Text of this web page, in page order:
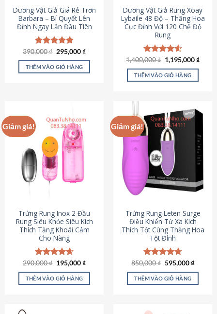
Dương Vật Giả Giá Rẻ Trơn
Barbara – Bí Quyết Lên
Đỉnh Ngay Lần Đầu Tiên
Được xếp
hạng4.90
5 sao
390,000₫ Giá
là:
390,000 ₫.
295,000₫Giá
tại
THÊM VÀO GIỎ HÀNG
Dương Vật Giả Rung Xoay
Lybaile 48 Độ – Thăng Hoa
Cực Đỉnh Với 120 Chế Độ
Rung
Được xếp
hạng4.62
5 sao
1,400,000₫ Giá
gốc
là:
1,400,000 ₫.
1,195,000₫Giá
THÊM VÀO GIỎ HÀNG
Giảm giá!
Trứng Rung Inox 2 Đầu
Rung Siêu Khỏe Siêu Kích
Thích Tăng Khoái Cảm
Cho Nàng
Được xếp
hạng4.64
5 sao
290,000₫ Giá
là:
290,000 ₫.
195,000₫Giá
tại
THÊM VÀO GIỎ HÀNG
Giảm giá!
Trứng Rung Leten Surge
Điều Khiển Từ Xa Kích
Thích Tột Cùng Thăng Hoa
Tột Đỉnh
Được xếp
hạng4.69
5 sao
850,000₫ Giá
là:
850,000 ₫.
595,000₫Giá
tại
THÊM VÀO GIỎ HÀNG